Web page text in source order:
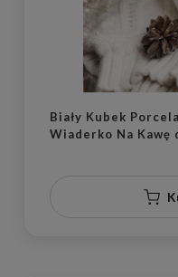
Biały Kubek
Wiaderko Na Kawę